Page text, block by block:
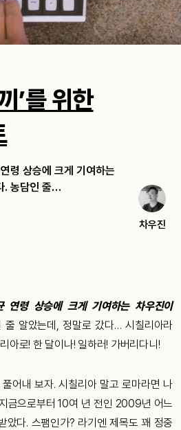
’를 위한
령 상승에 크게 기여하는
. 농담인 줄…
차우진
연령 상승에 크게 기여하는 차우진이
줄 알았는데, 정말로 갔다… 시칠리아라
아로! 한 달이나! 일하러! 가버리다니!
어내 보자. 시칠리아 말고 로마라면 나
금으로부터 10여 년 전인 2009년 어느
았다. 스팸인가? 라기엔 제목도 꽤 정중